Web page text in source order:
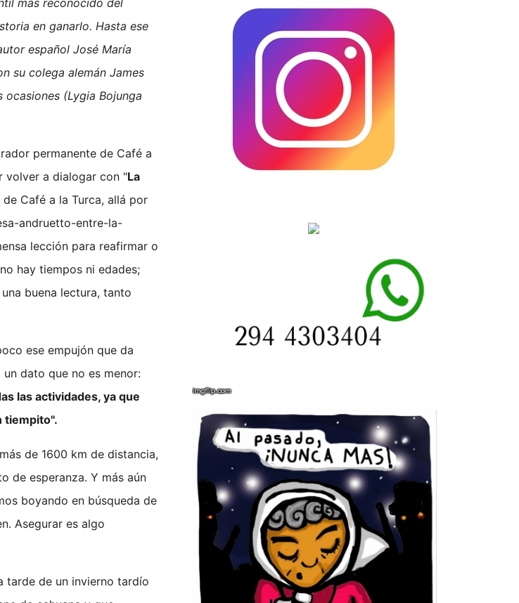
más reconocido del
en ganarlo. Hasta ese
español José María
su colega alemán James
(Lygia Bojunga
permanente de Café a
volver a dialogar con "La
Café a la Turca, allá por
andruetto-entre-la-
lección para reafirmar o
hay tiempos ni edades;
buena lectura, tanto
ese empujón que da
dato que no es menor:
las actividades, ya que
tiempito".
de 1600 km de distancia,
de esperanza. Y más aún
boyando en búsqueda de
Asegurar es algo
tarde de un invierno tardío